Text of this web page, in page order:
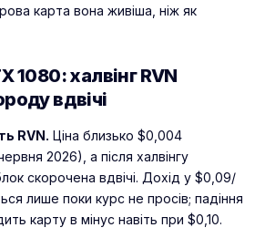
карта вона живіша, ніж як
1080: халвінг RVN
вдвічі
RVN. Ціна близько $0,004
2026), а після халвінгу
скорочена вдвічі. Дохід у $0,09/
лише поки курс не просів; падіння
карту в мінус навіть при $0,10.